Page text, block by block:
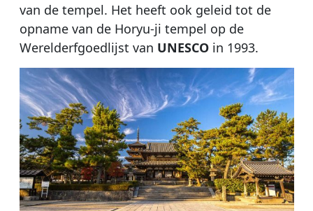
van de tempel. Het heeft ook geleid tot de
opname van de Horyu-ji tempel op de
Werelderfgoedlijst van UNESCOin 1993.